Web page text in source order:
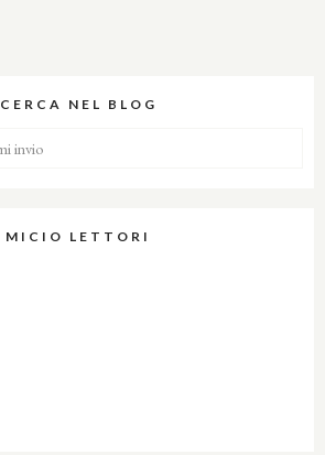
CERCA NEL BLOG
MICIO LETTORI